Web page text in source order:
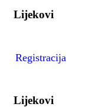
Lijekovi
Registracija
Lijekovi